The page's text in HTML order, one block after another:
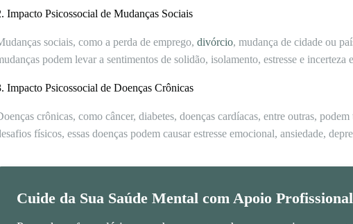
Impacto Psicossocial de Mudanças Sociais
sociais, como a perda de emprego, divórcio, mudança de cidade ou
podem levar a sentimentos de solidão, isolamento, estresse e incerteza
Impacto Psicossocial de Doenças Crônicas
crônicas, como câncer, diabetes, doenças cardíacas, entre outras,
físicos, essas doenças podem causar estresse emocional, ansiedade,
Cuide da Sua Saúde Mental com Apoio Profissional